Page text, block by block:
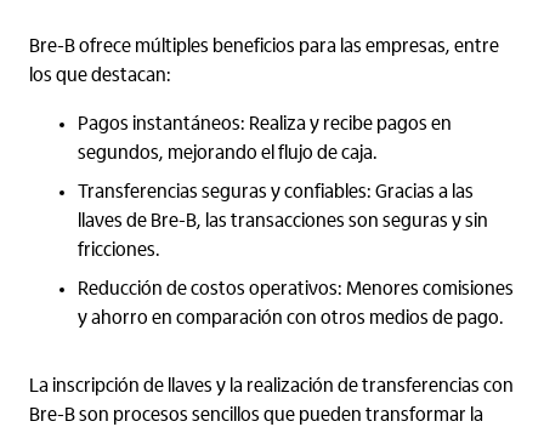
Bre-B ofrece múltiples beneficios para las empresas, entre
los que destacan:
Pagos instantáneos: Realiza y recibe pagos en
segundos, mejorando el flujo de caja.
Transferencias seguras y confiables: Gracias a las
llaves de Bre-B, las transacciones son seguras y sin
fricciones.
Reducción de costos operativos: Menores comisiones
y ahorro en comparación con otros medios de pago.
La inscripción de llaves y la realización de transferencias con
Bre-B son procesos sencillos que pueden transformar la